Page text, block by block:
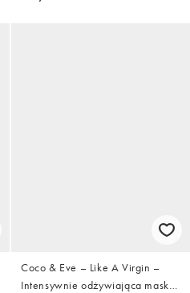
Coco & Eve – Like A Virgin –
Intensywnie odżywiająca maska